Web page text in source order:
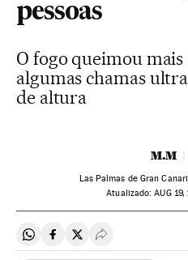
pessoas
O fogo queimou mais
algumas chamas
de altura
M.M
Las Palmas de Gran
atualizado: AUG19,
Compartir en Whatsapp
Compartir en Facebook
Compartir en Twitter
Desplegar